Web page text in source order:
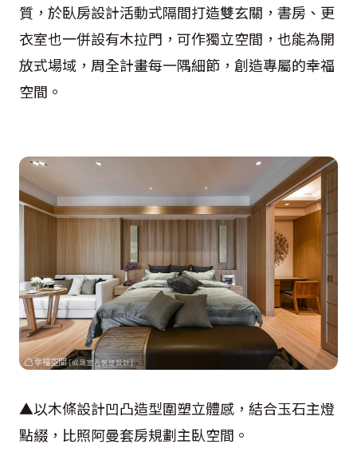
質，於臥房設計活動式隔間打造雙玄關，書房、更
衣室也一併設有木拉門，可作獨立空間，也能為開
放式場域，周全計畫每一隅細節，創造專屬的幸福
空間。
▲以木條設計凹凸造型圍塑立體感，結合玉石主燈
點綴，比照阿曼套房規劃主臥空間。